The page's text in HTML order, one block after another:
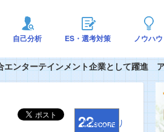
自己分析 ES・選考対策 ノウハウ
エンターテインメント企業として躍進
お気に入り
22SCORE